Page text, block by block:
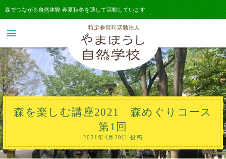
森でつながる自然体験 春夏秋冬を通して活動しています
menu
森を楽しむ講座2021 森めぐりコース
第1回
2021年4月29日 投稿